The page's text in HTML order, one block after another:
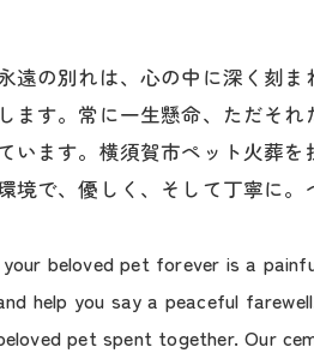
遠の別れは、心の中に深く刻
ます。常に一生懸命、ただそ
います。横須賀市ペット火葬
境で、優しく、そして丁寧に
beloved pet forever is a
help you say a peaceful
pet spent together. Our